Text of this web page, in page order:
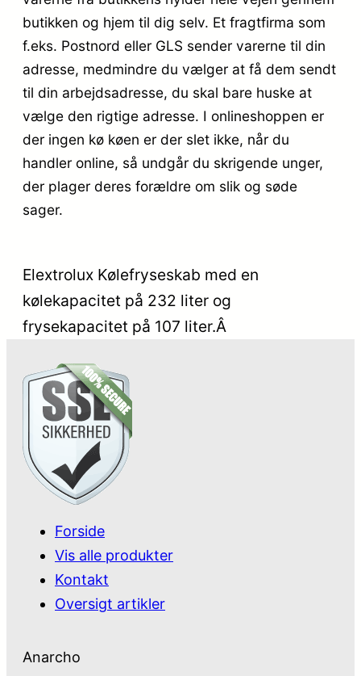
butikken og hjem til dig selv. Et fragtfirma som
f.eks. Postnord eller GLS sender varerne til din
adresse, medmindre du vælger at få dem sendt
til din arbejdsadresse, du skal bare huske at
vælge den rigtige adresse. I onlineshoppen er
der ingen kø køen er der slet ikke, når du
handler online, så undgår du skrigende unger,
der plager deres forældre om slik og søde
sager.
Elextrolux Kølefryseskab med en
kølekapacitet på 232 liter og
frysekapacitet på 107 liter.Â
Forside
Vis alle produkter
Kontakt
Oversigt artikler
Anarcho